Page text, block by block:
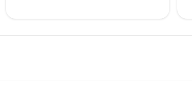
ATH–TJQ: cmp-view-offers-
ATH–TJQ: cmp-view-offers-
ATH–TJQ: cmp-view-
ATH–TJQ: cmp-
ATH–TJQ: cmp-
ATH–TJQ: